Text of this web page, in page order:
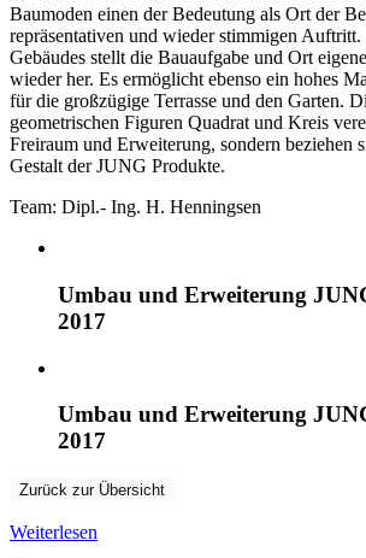
Baumoden einen der Bedeutung als Ort der
repräsentativen und wieder stimmigen Auftritt.
Gebäudes stellt die Bauaufgabe und Ort
wieder her. Es ermöglicht ebenso ein hohes
für die großzügige Terrasse und den Garten.
geometrischen Figuren Quadrat und Kreis
Freiraum und Erweiterung, sondern beziehen
Gestalt der JUNG Produkte.
Team: Dipl.- Ing. H. Henningsen
Umbau und Erweiterung
2017
Umbau und Erweiterung
2017
Zurück zur Übersicht
Weiterlesen